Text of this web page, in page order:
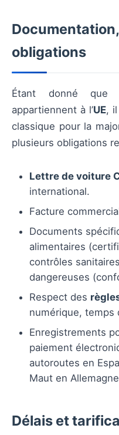
obligations
Étant donné que
appartiennent à l’UE, il
classique pour la
plusieurs obligations
Lettre de voiture
international.
Facture
Documents
alimentaires
contrôles
dangereuses
Respect des
numérique, temps
Enregistrements
paiement
autoroutes en
Maut en
Délais et